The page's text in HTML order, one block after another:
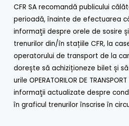
CFR SA recomandă publicului
perioadă, înainte de efectuarea
informaţii despre orele de sosire
trenurilor din/în stațiile CFR, la
operatorului de transport de la
dorește să achiziționeze bilet și
urile OPERATORILOR DE
informaţii actualizate despre
în graficul trenurilor înscrise în